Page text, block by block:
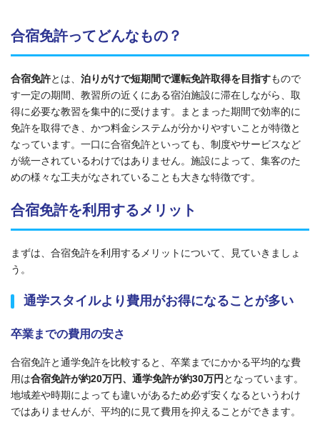
合宿免許ってどんなもの？
合宿免許とは、 泊りがけで短期間で運転免許取得を目指すもので
す一定の期間、教習所の近くにある宿泊施設に滞在しながら、取
得に必要な教習を集中的に受けます。まとまった期間で効率的に
免許を取得でき、かつ料金システムが分かりやすいことが特徴と
なっています。一口に合宿免許といっても、制度やサービスなど
が統一されているわけではありません。施設によって、集客のた
めの様々な工夫がなされていることも大きな特徴です。
合宿免許を利用するメリット
まずは、合宿免許を利用するメリットについて、見ていきましょ
う。
通学スタイルより費用がお得になることが多い
卒業までの費用の安さ
合宿免許と通学免許を比較すると、卒業までにかかる平均的な費
用は合宿免許が約20万円、通学免許が約30万円 となっています。
地域差や時期によっても違いがあるため必ず安くなるというわけ
ではありませんが、平均的に見て費用を抑えることができます。